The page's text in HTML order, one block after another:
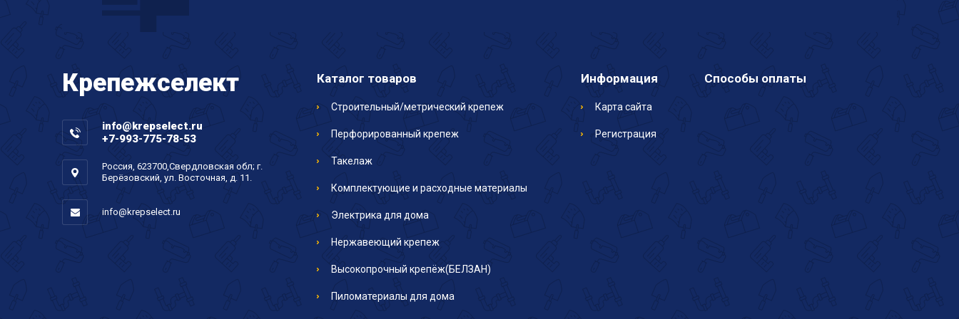
Крепежселект
info@krepselect.ru
+7-993-775-78-53
Россия, 623700,Свердловская обл; г.
Берёзовский, ул. Восточная, д. 11.
info@krepselect.ru
Каталог товаров
Строительный/метрический крепеж
Перфорированный крепеж
Такелаж
Комплектующие и расходные материалы
Электрика для дома
Нержавеющий крепеж
Высокопрочный крепёж(БЕЛЗАН)
Пиломатериалы для дома
Информация
Карта сайта
Регистрация
Способы оплаты